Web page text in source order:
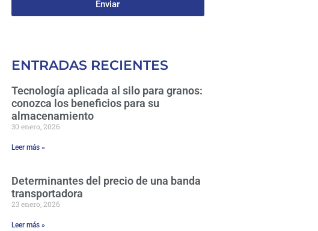
Enviar
ENTRADAS RECIENTES
Tecnología aplicada al silo para granos:
conozca los beneficios para su
almacenamiento
30 enero, 2026
Leer más »
Determinantes del precio de una banda
transportadora
23 enero, 2026
Leer más »